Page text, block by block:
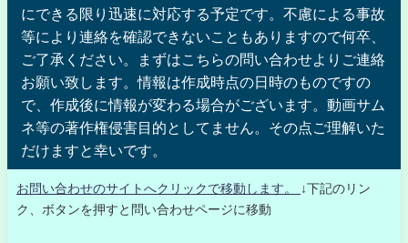
にできる限り迅速に対応する予定です。不慮による事故
等により連絡を確認できないこともありますので何卒、
ご了承ください。まずはこちらの問い合わせよりご連絡
お願い致します。情報は作成時点の日時のものですの
で、作成後に情報が変わる場合がございます。動画サム
ネ等の著作権侵害目的としてません。その点ご理解いた
だけますと幸いです。
お問い合わせのサイトへクリックで移動します。
↓下記のリン
ク、ボタンを押すと問い合わせページに移動